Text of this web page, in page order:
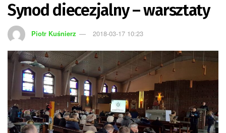
Synod diecezjalny – warsztaty
Piotr Kuśnierz 2018-03-17 10:23